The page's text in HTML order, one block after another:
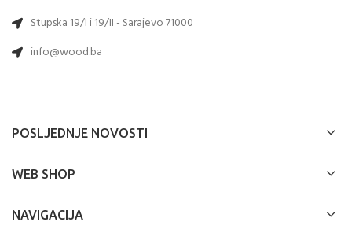
Stupska 19/I i 19/II - Sarajevo 71000
info@wood.ba
POSLJEDNJE NOVOSTI
WEB SHOP
NAVIGACIJA